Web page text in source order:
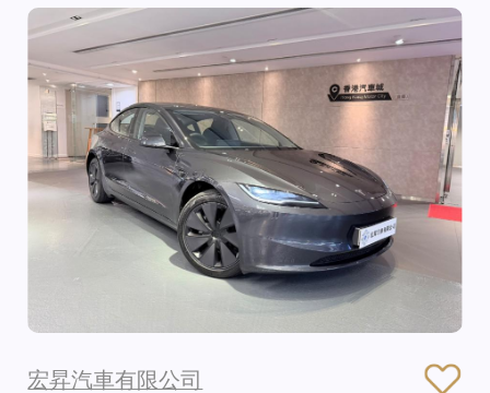
宏昇汽車有限公司